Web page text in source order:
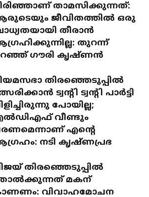
താമസിക്കുന്നത്:
ജീവിതത്തിൽ ഒരു
തീരാൻ
തുറന്ന്
ഗൗരി കൃഷ്ണൻ
തിരഞ്ഞെടുപ്പിൽ
ട്വന്റി ട്വന്റി പാർട്ടി
പോയില്ല;
വീണ്ടും
എന്റെ
നടി കൃഷ്ണപ്രഭ
തിരഞ്ഞെടുപ്പിൽ
മകന്
വിവാഹമോചന